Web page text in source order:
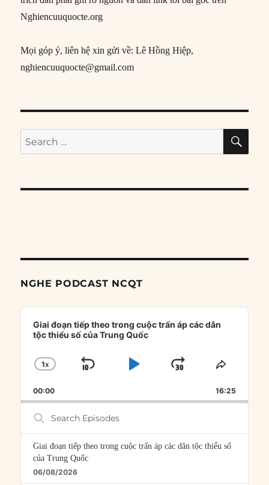
Nghiencuuquocte.org
Mọi góp ý, liên hệ xin gửi về: Lê Hồng Hiệp,
nghiencuuquocte@gmail.com
Search
for:
NGHE PODCAST NCQT
Audio
Player
Giai đoạn tiếp theo trong cuộc trấn áp các dân
tộc thiểu số của Trung Quốc
CHANGE
RATE
1X
SKIP
PLAYJUMP
FORWARD
SHARE
00:00 16:25
Search
Episodes
Giai đoạn tiếp theo trong cuộc trấn áp các dân tộc thiểu số
của Trung Quốc
06/08/2026